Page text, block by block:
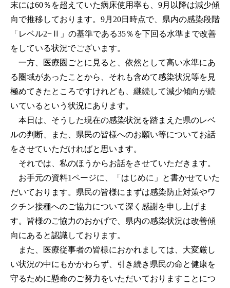
末には60％を超えていた病床使用率も、9月以降は減少傾
向で推移しております。9月20日時点で、県内の感染段階
「レベル2−Ⅱ」の基準である35％を下回る水準まで改善
をしている状況でございます。
一方、医療圏ごとに見ると、依然として高い水準にあ
る圏域があったことから、それも含めて感染状況等を見
極めてきたところですけれども、継続して減少傾向が続
いているという状況にあります。
本日は、そうした現在の感染状況を踏まえた県のレベ
ルの判断、また、県民の皆様へのお願い等についてお話
をさせていただければと思います。
それでは、私のほうからお話をさせていただきます。
お手元の資料1ページに、「はじめに」と書かせていた
だいております。県民の皆様にまずは感染防止対策やワ
クチン接種へのご協力について深く感謝を申し上げま
す。皆様のご協力のおかげで、県内の感染状況は改善傾
向にあると認識しております。
また、医療従事者の皆様におかれましては、大変厳し
い状況の中にもかかわらず、引き続き県民の命と健康を
守るために懸命のご努力をいただいておりますことにつ